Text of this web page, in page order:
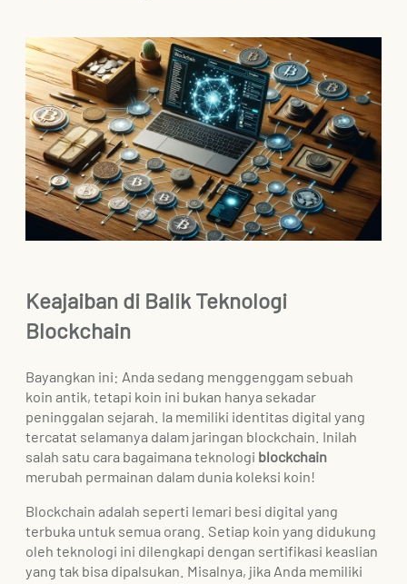
Keajaiban di Balik Teknologi
Blockchain
Bayangkan ini: Anda sedang menggenggam sebuah
koin antik, tetapi koin ini bukan hanya sekadar
peninggalan sejarah. Ia memiliki identitas digital yang
tercatat selamanya dalam jaringan blockchain. Inilah
salah satu cara bagaimana teknologi blockchain
merubah permainan dalam dunia koleksi koin!
Blockchain adalah seperti lemari besi digital yang
terbuka untuk semua orang. Setiap koin yang didukung
oleh teknologi ini dilengkapi dengan sertifikasi keaslian
yang tak bisa dipalsukan. Misalnya, jika Anda memiliki